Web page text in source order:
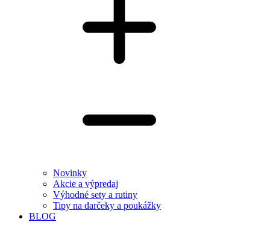
Novinky
Akcie a výpredaj
Výhodné sety a rutiny
Tipy na darčeky a poukážky
BLOG